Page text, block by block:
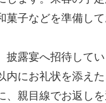
菓子などを準備し
披露宴へ招待して
内にお礼状を添え
、親目線でお返し